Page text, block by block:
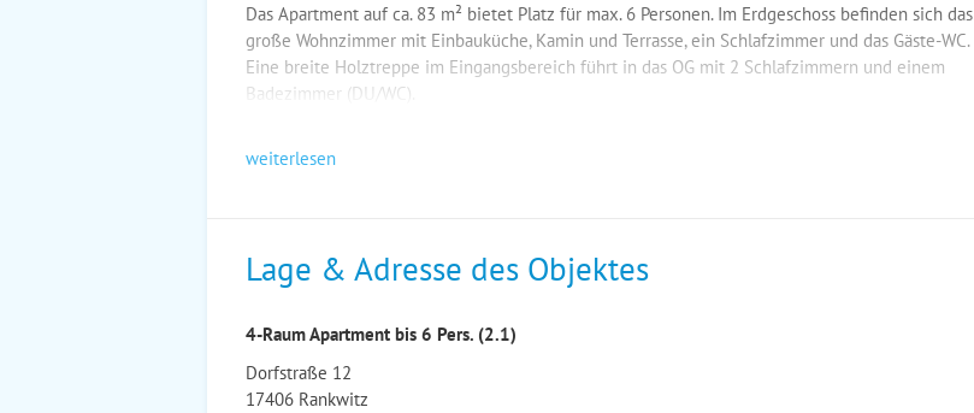
Das Apartment auf ca. 83 m² bietet Platz für max. 6 Personen. Im Erdgeschoss befinden sich das
große Wohnzimmer mit Einbauküche, Kamin und Terrasse, ein Schlafzimmer und das Gäste-WC.
Eine breite Holztreppe im Eingangsbereich führt in das OG mit 2 Schlafzimmern und einem
Badezimmer (DU/WC).
weiterlesen
Lage & Adresse des Objektes
4-Raum Apartment bis 6 Pers. (2.1)
Dorfstraße 12
17406 Rankwitz